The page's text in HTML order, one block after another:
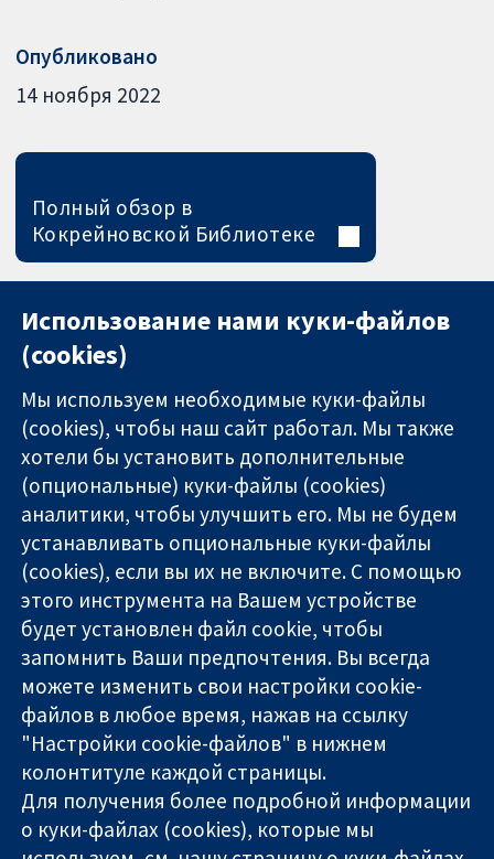
Опубликовано
14 ноября 2022
Полный обзор в
Кокрейновской Библиотеке
Надёжные
доказательства
Информированные
решения
Во благо
здоровья
11-13 Cavendish
Square
London
W1G 0AN
United Kingdom
Связаться с
нами
Новости
Пресс-
служба
О нас
Работа
Cochrane
Library
The Cochrane Collaboration is a charity (no. 1045921) and a
company limited by guarantee (no. 03044323) registered in
Использование нами куки-файлов
(cookies)
Мы используем необходимые куки-файлы
(cookies), чтобы наш сайт работал. Мы также
хотели бы установить дополнительные
(опциональные) куки-файлы (cookies)
аналитики, чтобы улучшить его. Мы не будем
устанавливать опциональные куки-файлы
(cookies), если вы их не включите. С помощью
этого инструмента на Вашем устройстве
будет установлен файл cookie, чтобы
запомнить Ваши предпочтения. Вы всегда
можете изменить свои настройки cookie-
файлов в любое время, нажав на ссылку
"Настройки cookie-файлов" в нижнем
колонтитуле каждой страницы.
Для получения более подробной информации
о куки-файлах (cookies), которые мы